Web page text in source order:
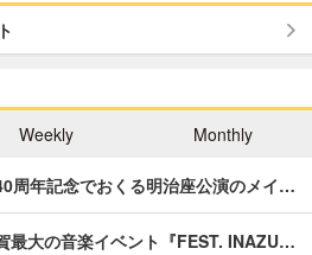
Weekly Monthly
周年記念でおくる明治座公演のメイ…
最大の音楽イベント『FEST. INAZU…